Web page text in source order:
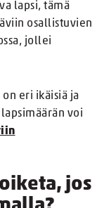
lapsi, tämä
osallistuvien
jollei
on eri ikäisiä ja
voi
jos